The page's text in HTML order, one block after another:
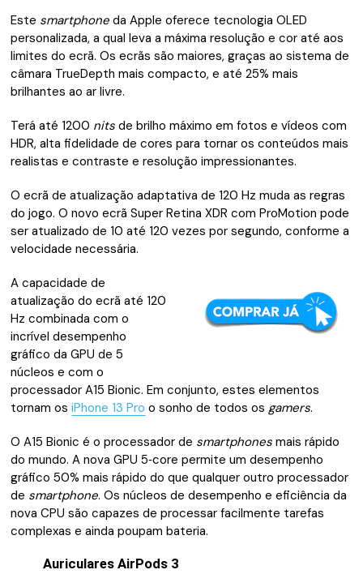
Este smartphone da Apple oferece tecnologia OLED
personalizada, a qual leva a máxima resolução e cor até aos
limites do ecrã. Os ecrãs são maiores, graças ao sistema de
câmara TrueDepth mais compacto, e até 25% mais
brilhantes ao ar livre.
Terá até 1200 nits de brilho máximo em fotos e vídeos com
HDR, alta fidelidade de cores para tornar os conteúdos mais
realistas e contraste e resolução impressionantes.
O ecrã de atualização adaptativa de 120 Hz muda as regras
do jogo. O novo ecrã Super Retina XDR com ProMotion pode
ser atualizado de 10 até 120 vezes por segundo, conforme a
velocidade necessária.
A capacidade de
atualização do ecrã até 120
Hz combinada com o
incrível desempenho
gráfico da GPU de 5
núcleos e com o
processador A15 Bionic. Em conjunto, estes elementos
tornam osiPhone 13 Pro o sonho de todos os gamers.
O A15 Bionic é o processador de smartphones mais rápido
do mundo. A nova GPU 5‑core permite um desempenho
gráfico 50% mais rápido do que qualquer outro processador
de smartphone. Os núcleos de desempenho e eficiência da
nova CPU são capazes de processar facilmente tarefas
complexas e ainda poupam bateria.
Auriculares AirPods 3